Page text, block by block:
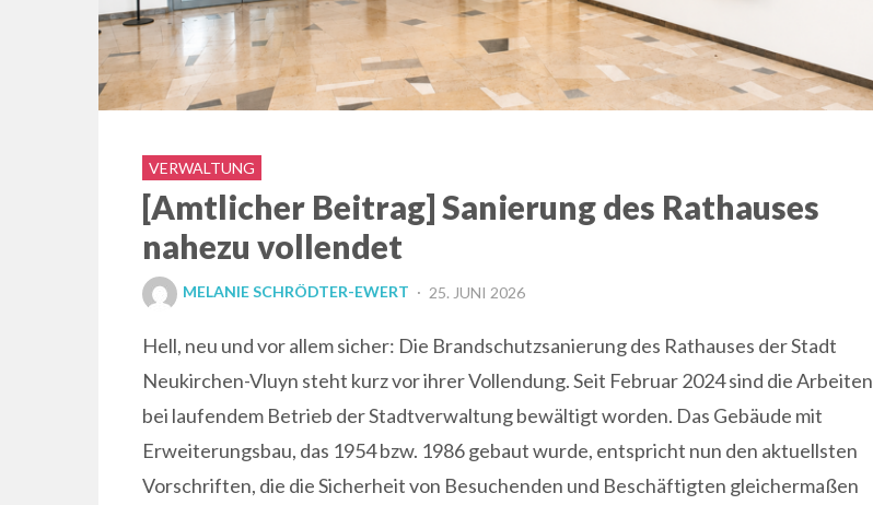
VERWALTUNG
[Amtlicher Beitrag] Sanierung des Rathauses
nahezu vollendet
MELANIE SCHRÖDTER-EWERT
POSTED
25. JUNI 2026
Hell, neu und vor allem sicher: Die Brandschutzsanierung des Rathauses der Stadt
Neukirchen-Vluyn steht kurz vor ihrer Vollendung. Seit Februar 2024 sind die Arbeiten
bei laufendem Betrieb der Stadtverwaltung bewältigt worden. Das Gebäude mit
Erweiterungsbau, das 1954 bzw. 1986 gebaut wurde, entspricht nun den aktuellsten
Vorschriften, die die Sicherheit von Besuchenden und Beschäftigten gleichermaßen